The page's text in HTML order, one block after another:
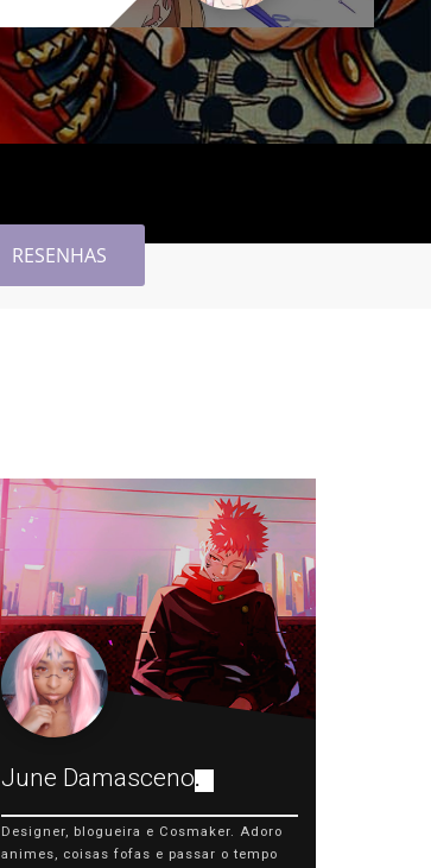
RESENHAS
June Damasceno.
Designer, blogueira e Cosmaker. Adoro
animes, coisas fofas e passar o tempo